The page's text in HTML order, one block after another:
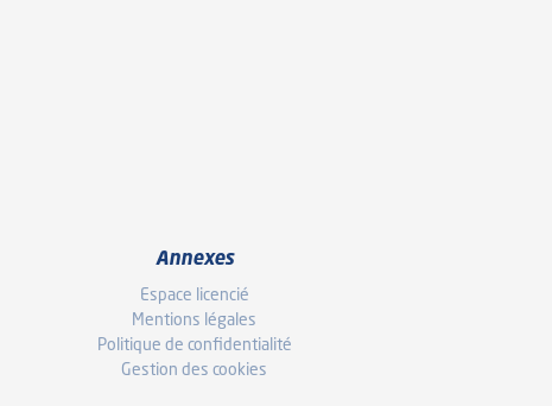
Annexes
Espace licencié
Mentions légales
Politique de confidentialité
Gestion des cookies